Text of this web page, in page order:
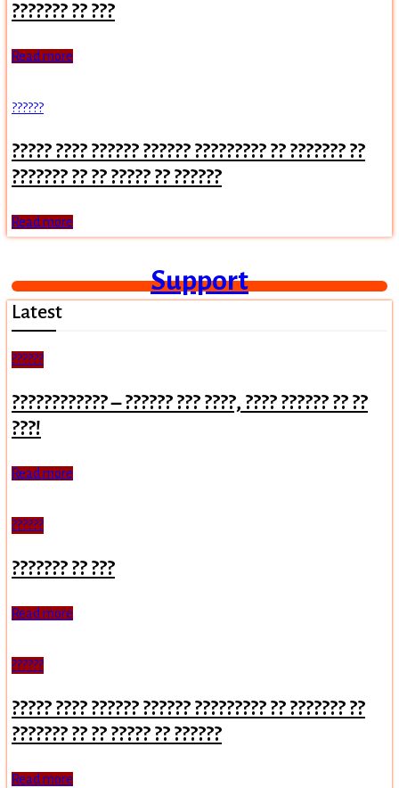
??????? ?? ???
Read more
??????
????? ???? ?????? ?????? ????????? ?? ??????? ??
??????? ?? ?? ????? ?? ??????
Read more
Support
Latest
??????
???????????? – ?????? ??? ????, ???? ?????? ?? ??
???!
Read more
??????
??????? ?? ???
Read more
??????
????? ???? ?????? ?????? ????????? ?? ??????? ??
??????? ?? ?? ????? ?? ??????
Read more